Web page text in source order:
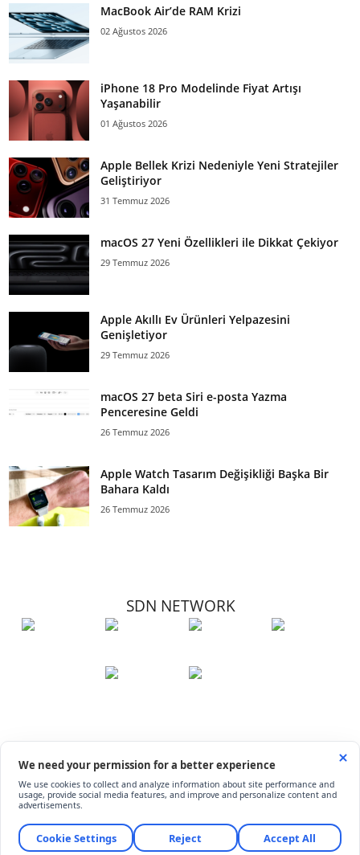
MacBook Air’de RAM Krizi
02 Ağustos 2026
iPhone 18 Pro Modelinde Fiyat Artışı
Yaşanabilir
01 Ağustos 2026
Apple Bellek Krizi Nedeniyle Yeni Stratejiler
Geliştiriyor
31 Temmuz 2026
macOS 27 Yeni Özellikleri ile Dikkat Çekiyor
29 Temmuz 2026
Apple Akıllı Ev Ürünleri Yelpazesini
Genişletiyor
29 Temmuz 2026
macOS 27 beta Siri e-posta Yazma
Penceresine Geldi
26 Temmuz 2026
Apple Watch Tasarım Değişikliği Başka Bir
Bahara Kaldı
26 Temmuz 2026
SDN NETWORK